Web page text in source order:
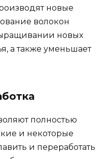
новые
волокон
новых
а также уменьшает
полностью
и некоторые
и переработать